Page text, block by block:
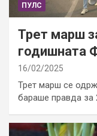
ПУЛС
Трет марш
годишната
16/02/2025
Трет марш се
бараше правда за